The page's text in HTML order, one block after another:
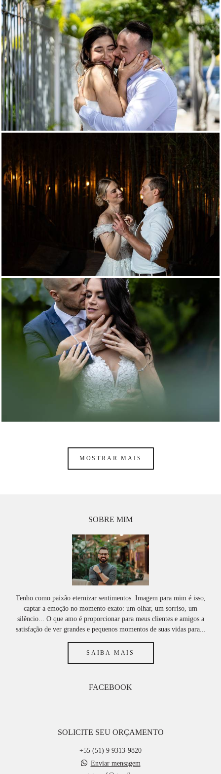
MOSTRAR MAIS
SOBRE MIM
Tenho como paixão eternizar sentimentos. Imagem para mim é isso,
captar a emoção no momento exato: um olhar, um sorriso, um
silêncio... O que amo é proporcionar para meus clientes e amigos a
satisfação de ver grandes e pequenos momentos de suas vidas para...
SAIBA MAIS
FACEBOOK
SOLICITE SEU ORÇAMENTO
+55 (51) 9 9313-9820
Enviar mensagem